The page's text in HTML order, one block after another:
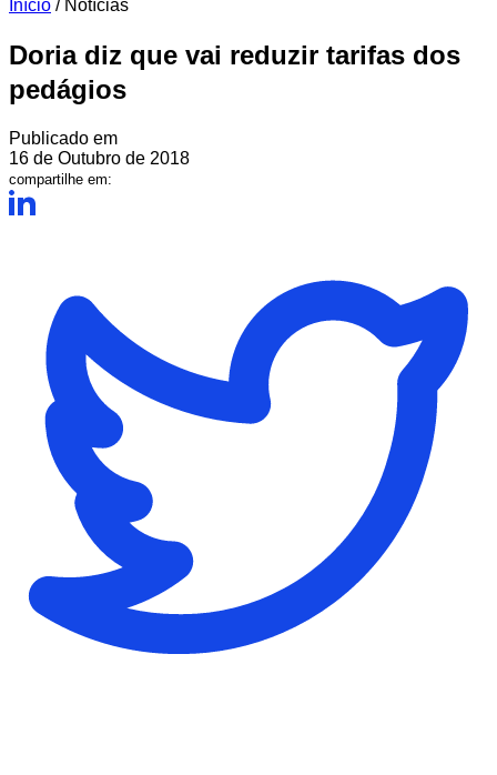
Início / Notícias
Doria diz que vai reduzir tarifas dos
pedágios
Publicado em
16 de Outubro de 2018
compartilhe em: